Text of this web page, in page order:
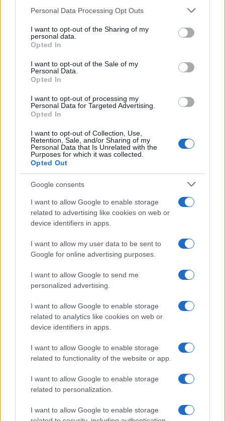
This information may also be disclosed by us to third parties
disclose it to other third parties.
Please note that this website/app uses one or more Google
services and may gather and store information including but
not limited to your visit or usage behaviour. You may click to
grant or deny consent to Google and its third-party tags to
consent section.
Personal Data Processing Opt Outs
I want to opt-out of the Sharing of my
personal data.
Opted In
I want to opt-out of the Sale of my
Personal Data.
Opted In
I want to opt-out of processing my
Personal Data for Targeted Advertising.
Opted In
I want to opt-out of Collection, Use,
Retention, Sale, and/or Sharing of my
Personal Data that Is Unrelated with the
Purposes for which it was collected.
Opted Out
Google consents
I want to allow Google to enable storage
related to advertising like cookies on web or
device identifiers in apps.
I want to allow my user data to be sent to
Google for online advertising purposes.
I want to allow Google to send me
personalized advertising.
I want to allow Google to enable storage
related to analytics like cookies on web or
device identifiers in apps.
I want to allow Google to enable storage
related to functionality of the website or app.
I want to allow Google to enable storage
related to personalization.
I want to allow Google to enable storage
Rientro dalla Spagna, attenzione ai
controlli: cosa cambia negli aeroporti
italiani
Meteo weekend 7-9 agosto: il
secondo di agosto porta grosse novità
CHI
SIAMO
PARTNERSHIP E
ACCREDITAMENTI
© 2026 - VOLOSCONTATO CONSIGLI E DIARI DI VIAGGIO - P.IVA
04827280654 – TESTATA REGISTRATA AL TRIBUNALE DI NOCERA
INFERIORE N. 3/2026 – REG. N. 1894/2026 ISCRIZIONE AL ROC N.
35792 – ISCRITTA ALL’ANSO (ASSOCIAZIONE NAZIONALE STAMPA
ONLINE)